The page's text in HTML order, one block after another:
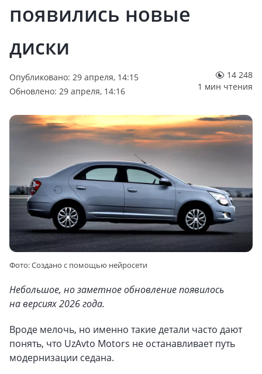
появились новые
диски
Опубликовано: 29 апреля, 14:15
Обновлено: 29 апреля, 14:16
14 248
1 мин чтения
Фото: Cоздано с помощью нейросети
Небольшое, но заметное обновление появилось
на версиях 2026 года.
Вроде мелочь, но именно такие детали часто дают
понять, что UzAvto Motors не останавливает путь
модернизации седана.